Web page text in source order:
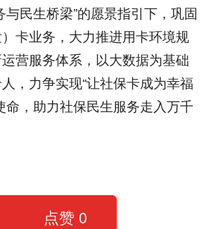
与民生桥梁”的愿景指引下，巩固
卡业务，大力推进用卡环境规
营服务体系，以大数据为基础
，力争实现“让社保卡成为幸福
命，助力社保民生服务走入万千
点赞 0